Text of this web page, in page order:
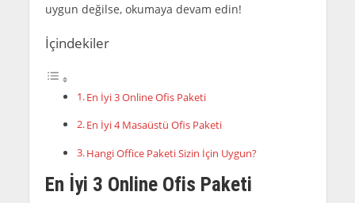
uygun değilse, okumaya devam edin!
İçindekiler
En İyi 3 Online Ofis Paketi
En İyi 4 Masaüstü Ofis Paketi
Hangi Office Paketi Sizin İçin Uygun?
En İyi 3 Online Ofis Paketi